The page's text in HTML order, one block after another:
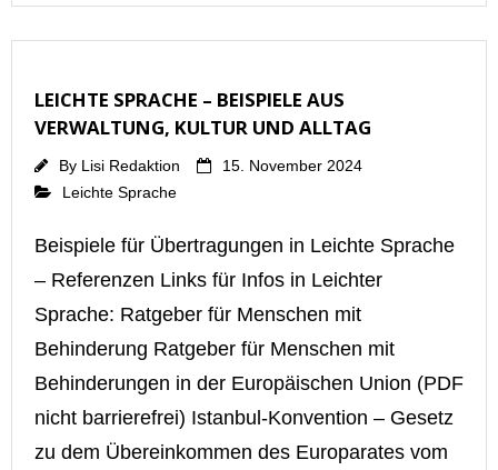
LEICHTE SPRACHE – BEISPIELE AUS
VERWALTUNG, KULTUR UND ALLTAG
By Lisi Redaktion
15. November 2024
Leichte Sprache
Beispiele für Übertragungen in Leichte Sprache
– Referenzen Links für Infos in Leichter
Sprache: Ratgeber für Menschen mit
Behinderung Ratgeber für Menschen mit
Behinderungen in der Europäischen Union (PDF
nicht barrierefrei) Istanbul-Konvention – Gesetz
zu dem Übereinkommen des Europarates vom